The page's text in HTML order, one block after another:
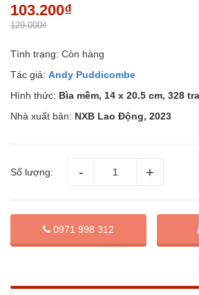
103.200₫
129.000₫
Tình trạng: Còn hàng
Tác giả: Andy Puddicombe
Hình thức: Bìa mềm, 14 x 20.5 cm, 328
Nhà xuất bản: NXB Lao Động, 2023
Số lượng:
0971 998 312